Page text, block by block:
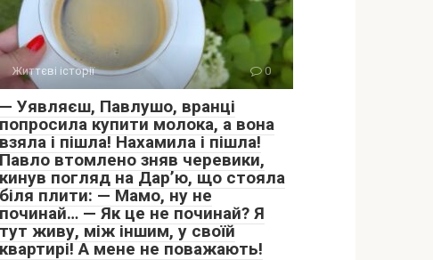
Життєві історії 0
— Уявляєш, Павлушо, вранці
попросила купити молока, а вона
взяла і пішла! Нахамила і пішла!
Павло втомлено зняв черевики,
кинув погляд на Дар’ю, що стояла
біля плити: — Мамо, ну не
починай… — Як це не починай? Я
тут живу, між іншим, у своїй
квартирі! А мене не поважають!